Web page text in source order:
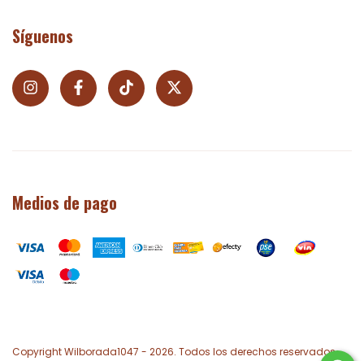
Síguenos
Medios de pago
Copyright Wilborada1047 - 2026. Todos los derechos reservados.